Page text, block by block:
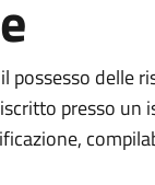
delle
presso